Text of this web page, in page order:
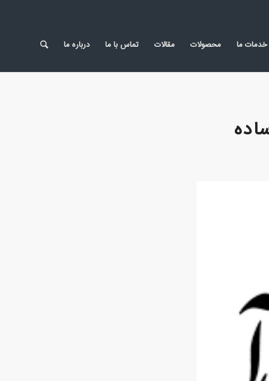
خدمات ما محصولات مقالات تماس با ما درباره ما